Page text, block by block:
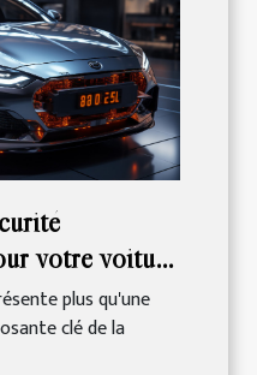
votre voiture
plus qu'une
clé de la